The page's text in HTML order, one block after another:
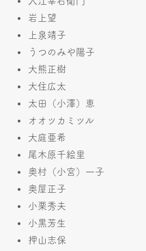
岩上望
上泉靖子
うつのみや陽子
大熊正樹
大住広太
太田（小澤）恵
オオツカミツル
大庭亜希
尾木原千絵里
奥村（小宮）一子
奥屋正子
小栗秀夫
小黒芳生
押山志保